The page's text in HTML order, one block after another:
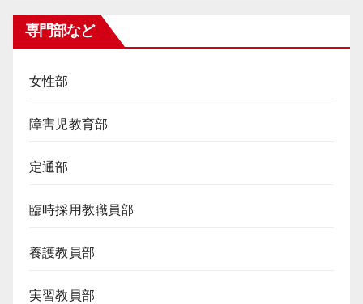
専門部など
女性部
障害児教育部
定通部
臨時採用教職員部
養護教員部
実習教員部